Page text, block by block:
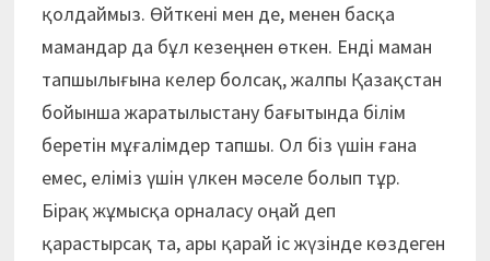
қолдаймыз. Өйткені мен де, менен басқа
мамандар да бұл кезеңнен өткен. Енді маман
тапшылығына келер болсақ, жалпы Қазақстан
бойынша жаратылыстану бағытында білім
беретін мұғалімдер тапшы. Ол біз үшін ғана
емес, еліміз үшін үлкен мәселе болып тұр.
Бірақ жұмысқа орналасу оңай деп
қарастырсақ та, ары қарай іс жүзінде көздеген